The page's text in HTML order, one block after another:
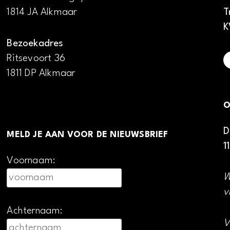
1814 JA Alkmaar
Bezoekadres
Ritsevoort 36
1811 DP Alkmaar
MELD JE AAN VOOR DE NIEUWSBRIEF
Voornaam:
Achternaam: